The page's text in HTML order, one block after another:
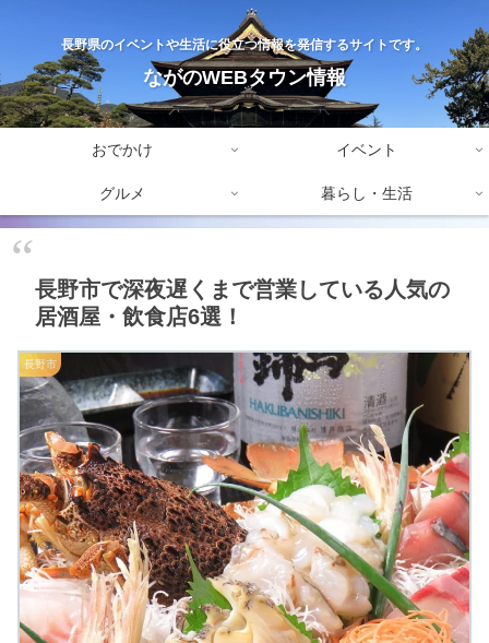
長野県のイベントや生活に役立つ情報を発信するサイトです。
ながのWEBタウン情報
おでかけ イベント
グルメ 暮らし・生活
長野市で深夜遅くまで営業している人気の
居酒屋・飲食店6選！
長野市